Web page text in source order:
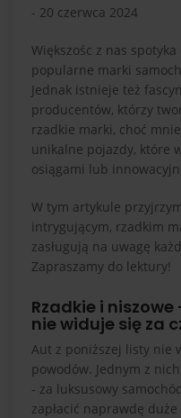
- 20 czerwca 2024
Większośc z nas
popularne marki
Jednak istnieje też
producentów, którzy
rzadkie marki, choć
unikalne pojazdy, które
osiągami lub
W tym artykule
intrygującym, rzadkim
zasługują na uwagę
Zapraszamy do lektury!
Rzadkie i
nie widuje się za
Aut z poniższej listy nie
powodów. Jednym z
- za luksusowy
zapłacić naprawdę